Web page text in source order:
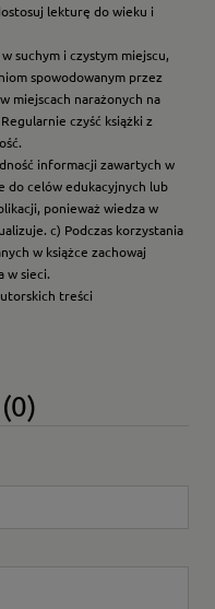
lekturę do wieku i
suchym i czystym miejscu,
spowodowanym przez
miejscach narażonych na
czyść książki z
informacji zawartych w
do celów edukacyjnych lub
ponieważ wiedza w
c) Podczas korzystania
w książce zachowaj
w sieci.
treści